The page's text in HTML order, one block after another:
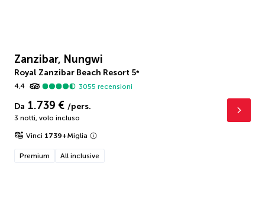
Zanzibar, Nungwi
Royal Zanzibar Beach Resort 5*
4,4
3055 recensioni
Da 1.739 € /pers.
3 notti, volo incluso
Vinci 1739+Miglia
Premium All inclusive